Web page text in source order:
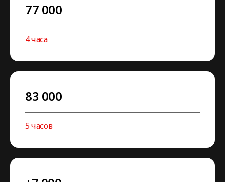
77 000
4 часа
83 000
5 часов